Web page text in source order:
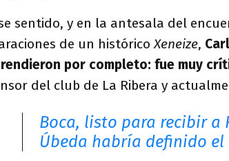
sentido, y en la antesala del
de un históricoXeneize,
por completo: fue muy
del club de La Ribera y
Boca, listo para recibir a
Úbeda habría definido